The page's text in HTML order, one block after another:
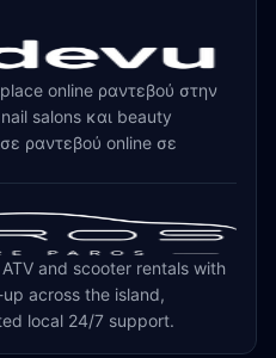
online ραντεβού στην
salons και beauty
ραντεβού online σε
and scooter rentals with
across the island,
local 24/7 support.